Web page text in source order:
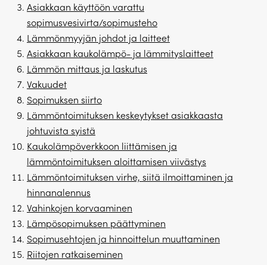
Asiakkaan käyttöön varattu
sopimusvesivirta/sopimusteho
Lämmönmyyjän johdot ja laitteet
Asiakkaan kaukolämpö- ja lämmityslaitteet
Lämmön mittaus ja laskutus
Vakuudet
Sopimuksen siirto
Lämmöntoimituksen keskeytykset asiakkaasta
johtuvista syistä
Kaukolämpöverkkoon liittämisen ja
lämmöntoimituksen aloittamisen viivästys
Lämmöntoimituksen virhe, siitä ilmoittaminen ja
hinnanalennus
Vahinkojen korvaaminen
Lämpösopimuksen päättyminen
Sopimusehtojen ja hinnoittelun muuttaminen
Riitojen ratkaiseminen